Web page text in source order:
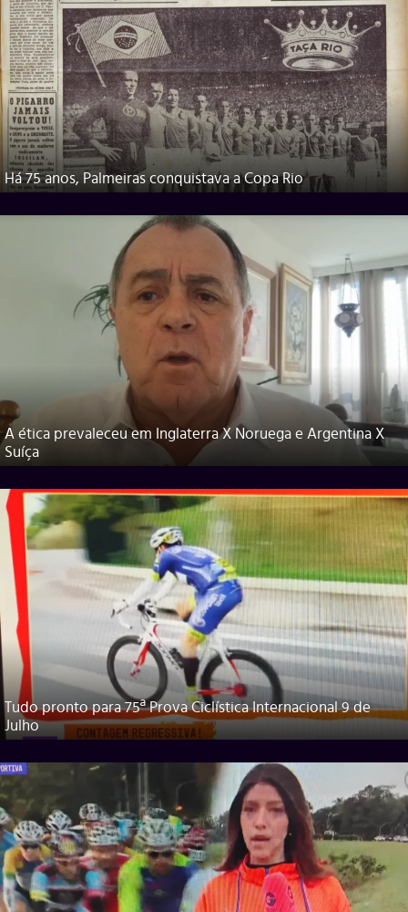
Há 75 anos, Palmeiras conquistava a Copa Rio
A ética prevaleceu em Inglaterra X Noruega e Argentina X
Suíça
Tudo pronto para 75ª Prova Ciclística Internacional 9 de
Julho